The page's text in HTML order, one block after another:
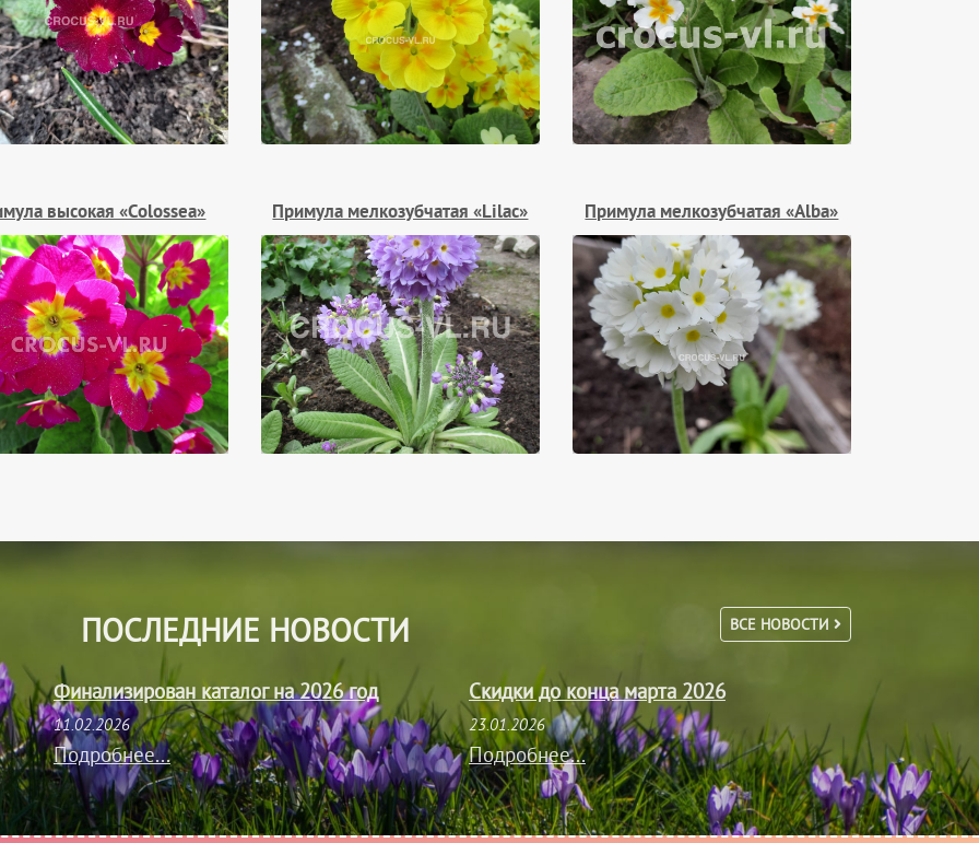
высокая «Colossea» Примула мелкозубчатая «Lilac» Примула мелкозубчатая «Alba»
ПОСЛЕДНИЕ НОВОСТИ ВСЕ НОВОСТИ
Финализирован каталог на 2026 год
11.02.2026
Подробнее...
Скидки до конца марта 2026
23.01.2026
Подробнее...